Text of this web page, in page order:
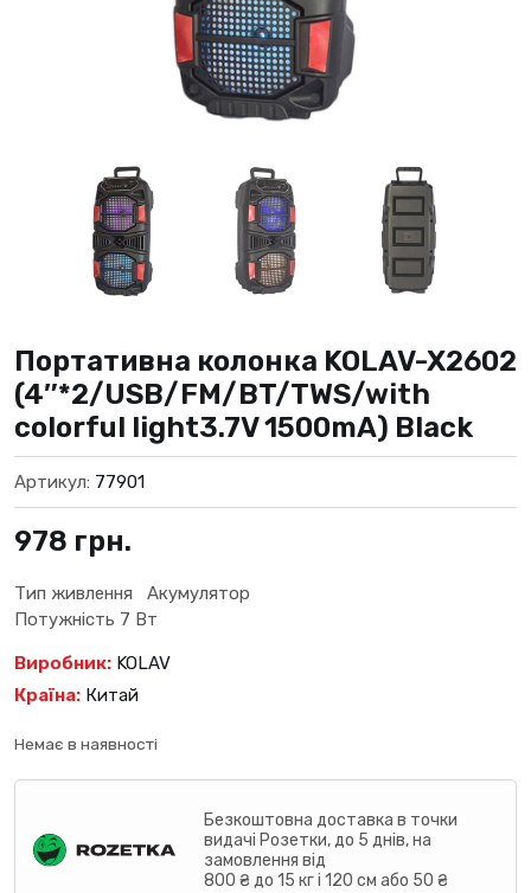
Портативна колонка KOLAV-X2602
(4″*2/USB/FM/BT/TWS/with
colorful light3.7V 1500mA) Black
Артикул: 77901
978 грн.
Тип живлення Акумулятор
Потужність 7 Вт
Виробник: KOLAV
Країна: Китай
Немає в наявності
Безкоштовна доставка в точки
видачі Розетки, до 5 днів, на
замовлення від
800 ₴ до 15 кг і 120 см або 50 ₴